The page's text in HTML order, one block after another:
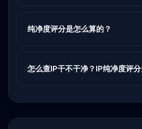
纯净度评分是怎么算的？
怎么查IP干不干净？IP纯净度评